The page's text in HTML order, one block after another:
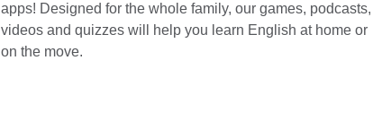
apps! Designed for the whole family, our games, podcasts,
videos and quizzes will help you learn English at home or
on the move.